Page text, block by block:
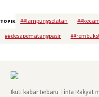
TOPIK ##lampungselatan #
##desapematangpasir #
Ikuti kabar terbaru Tinta Rakyat